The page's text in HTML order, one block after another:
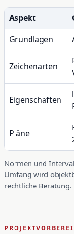
Aspekt
Grundlagen
Zeichenarten
Eigenschaften
Pläne
Normen und
Umfang wird
rechtliche Beratung.